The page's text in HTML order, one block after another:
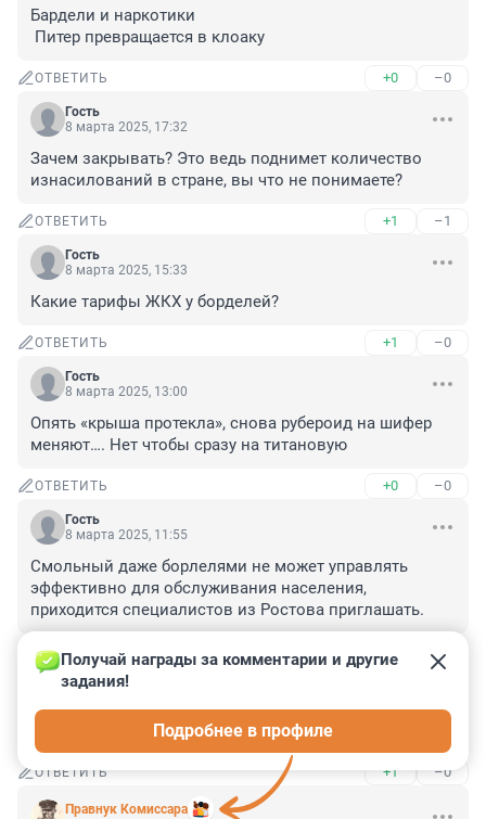
Бардели и наркотики
Питер превращается в клоаку
ОТВЕТИТЬ +0 –0
Гость
8 марта 2025, 17:32
Зачем закрывать? Это ведь поднимет количество
изнасилований в стране, вы что не понимаете?
ОТВЕТИТЬ +1 –1
Гость
8 марта 2025, 15:33
Какие тарифы ЖКХ у борделей?
ОТВЕТИТЬ +1 –0
Гость
8 марта 2025, 13:00
Опять «крыша протекла», снова рубероид на шифер
меняют…. Нет чтобы сразу на титановую
ОТВЕТИТЬ +0 –0
Гость
8 марта 2025, 11:55
Смольный даже борлелями не может управлять
эффективно для обслуживания населения,
приходится специалистов из Ростова приглашать.
ОТВЕТИТЬ –0
Гость
ОТВЕТИТЬ +1 –0
Правнук Комиссара
Получай награды за комментарии и другие
задания!
Подробнее в профиле